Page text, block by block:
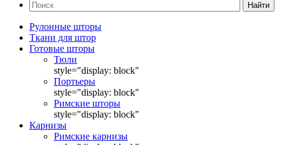
Найти
Рулонные шторы
Ткани для штор
Готовые шторы
Тюли
style="display: block"
Портьеры
style="display: block"
Римские шторы
style="display: block"
Карнизы
Римские карнизы